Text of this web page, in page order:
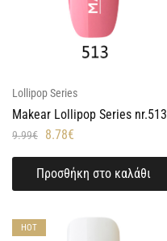
Lollipop Series
Makear Lollipop Series nr.513
9.99€ 8.78€
Προσθήκη στο καλάθι
HOT